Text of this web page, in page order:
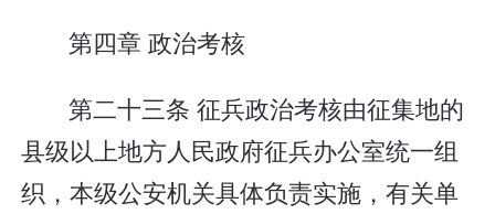
第四章 政治考核
第二十三条 征兵政治考核由征集地的
县级以上地方人民政府征兵办公室统一组
织，本级公安机关具体负责实施，有关单